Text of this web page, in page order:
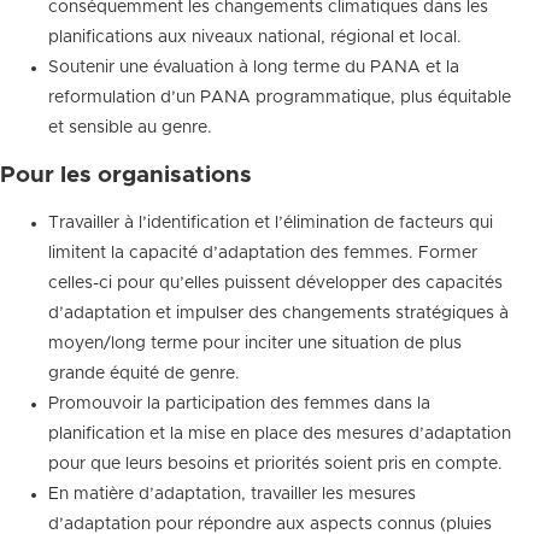
conséquemment les changements climatiques dans les
planifications aux niveaux national, régional et local.
Soutenir une évaluation à long terme du PANA et la
reformulation d’un PANA programmatique, plus équitable
et sensible au genre.
Pour les organisations
Travailler à l’identification et l’élimination de facteurs qui
limitent la capacité d’adaptation des femmes. Former
celles-ci pour qu’elles puissent développer des capacités
d’adaptation et impulser des changements stratégiques à
moyen/long terme pour inciter une situation de plus
grande équité de genre.
Promouvoir la participation des femmes dans la
planification et la mise en place des mesures d’adaptation
pour que leurs besoins et priorités soient pris en compte.
En matière d’adaptation, travailler les mesures
d’adaptation pour répondre aux aspects connus (pluies